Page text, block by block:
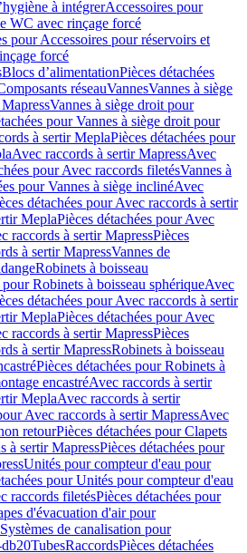
à intégrerAccessoires pour
WC avec rinçage forcé
pour Accessoires pour réservoirs et
forcé
Blocs d’alimentationPièces détachées
réseauVannesVannes à siège
Vannes à siège droit pour
pour Vannes à siège droit pour
à sertir MeplaPièces détachées pour
Avec raccords à sertir MapressAvec
pour Avec raccords filetésVannes à
pour Vannes à siège inclinéAvec
détachées pour Avec raccords à sertir
MeplaPièces détachées pour Avec
raccords à sertir MapressPièces
à sertir MapressVannes de
Robinets à boisseau
pour Robinets à boisseau sphériqueAvec
détachées pour Avec raccords à sertir
MeplaPièces détachées pour Avec
raccords à sertir MapressPièces
à sertir MapressRobinets à boisseau
Pièces détachées pour Robinets à
encastréAvec raccords à sertir
MeplaAvec raccords à sertir
Avec raccords à sertir MapressAvec
retourPièces détachées pour Clapets
à sertir MapressPièces détachées pour
Unités pour compteur d'eau pour
pour Unités pour compteur d'eau
raccords filetésPièces détachées pour
d'évacuation d'air pour
Systèmes de canalisation pour
TubesRaccordsPièces détachées